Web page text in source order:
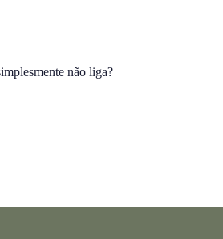
não liga?